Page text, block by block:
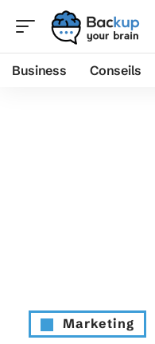
Business Conseils
Marketing